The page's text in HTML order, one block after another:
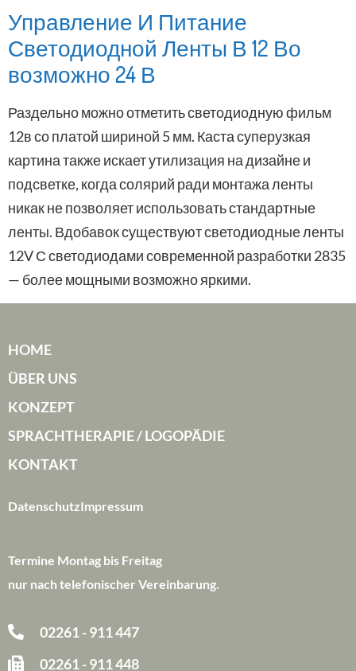
Управление И Питание
Светодиодной Ленты В 12 Во
возможно 24 В
Раздельно можно отметить светодиодную фильм
12в со платой шириной 5 мм. Каста суперузкая
картина также искает утилизация на дизайне и
подсветке, когда солярий ради монтажа ленты
никак не позволяет использовать стандартные
ленты. Вдобавок существуют светодиодные ленты
12V С светодиодами современной разработки 2835
— более мощными возможно яркими.
HOME
ÜBER UNS
KONZEPT
SPRACHTHERAPIE / LOGOPÄDIE
KONTAKT
DatenschutzImpressum
Termine Montag bis Freitag
nur nach telefonischer Vereinbarung.
02261 - 911 447
02261 - 911 448